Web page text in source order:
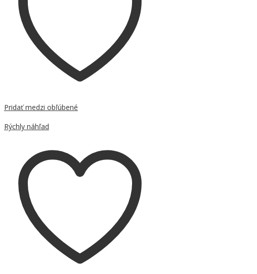
Pridať medzi obľúbené
Rýchly náhľad